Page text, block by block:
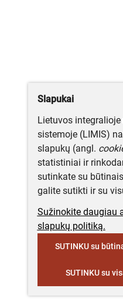
Slapukai
Lietuvos
sistemoje (LIMIS)
slapukų (angl.
statistiniai ir
sutinkate su
galite sutikti ir su
Sužinokite daugiau
slapukų politiką.
SUTINKU su
SUTINKU su